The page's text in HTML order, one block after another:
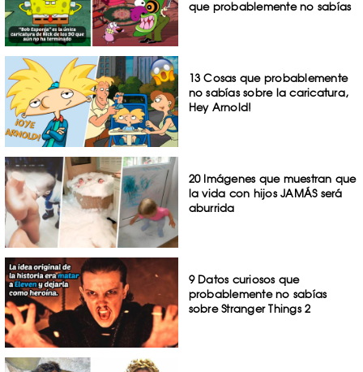
que probablemente no sabías
13 Cosas que probablemente
no sabías sobre la caricatura,
Hey Arnold!
20 Imágenes que muestran que
la vida con hijos JAMÁS será
aburrida
9 Datos curiosos que
probablemente no sabías
sobre Stranger Things 2